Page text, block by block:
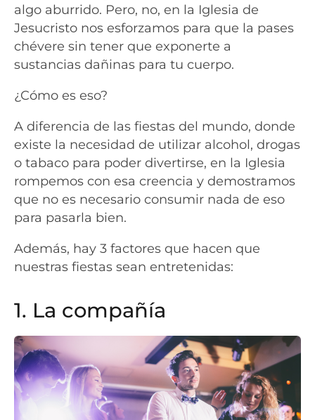
algo aburrido. Pero, no, en la Iglesia de
Jesucristo nos esforzamos para que la pases
chévere sin tener que exponerte a
sustancias dañinas para tu cuerpo.
¿Cómo es eso?
A diferencia de las fiestas del mundo, donde
existe la necesidad de utilizar alcohol, drogas
o tabaco para poder divertirse, en la Iglesia
rompemos con esa creencia y demostramos
que no es necesario consumir nada de eso
para pasarla bien.
Además, hay 3 factores que hacen que
nuestras fiestas sean entretenidas:
1. La compañía